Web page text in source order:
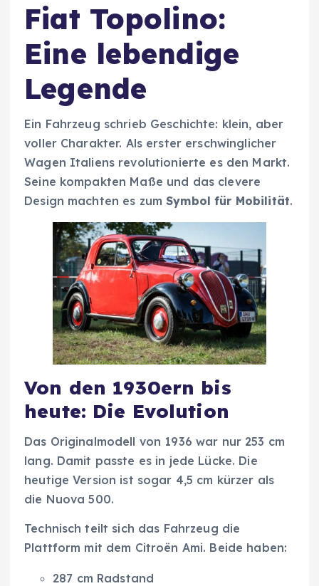
Fiat Topolino:
Eine lebendige
Legende
Ein Fahrzeug schrieb Geschichte: klein, aber
voller Charakter. Als erster erschwinglicher
Wagen Italiens revolutionierte es den Markt.
Seine kompakten Maße und das clevere
Design machten es zumSymbol für Mobilität.
Von den 1930ern bis
heute: Die Evolution
Das Originalmodell von 1936 war nur 253 cm
lang. Damit passte es in jede Lücke. Die
heutige Version ist sogar 4,5 cm kürzer als
die Nuova 500.
Technisch teilt sich das Fahrzeug die
Plattform mit dem Citroën Ami. Beide haben:
287 cm Radstand